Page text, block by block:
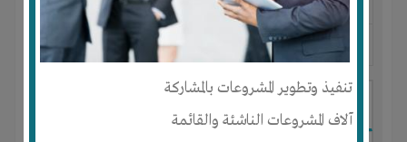
تنفيذ وتطوير المشروعات بالمشاركة
آلاف المشروعات الناشئة والقائمة
المكان :الجزائر-البليدة-
آخر ظهور: : منذ 2 سنوات